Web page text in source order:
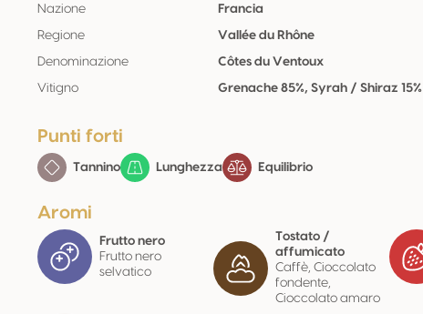
Nazione Francia
Regione Vallée du Rhône
Denominazione Côtes du Ventoux
Vitigno Grenache 85%, Syrah / Shiraz 15%
Punti forti
Tannino Lunghezza Equilibrio
Aromi
Frutto nero
Frutto nero
selvatico
Tostato /
affumicato
Caffè, Cioccolato
fondente,
Cioccolato amaro